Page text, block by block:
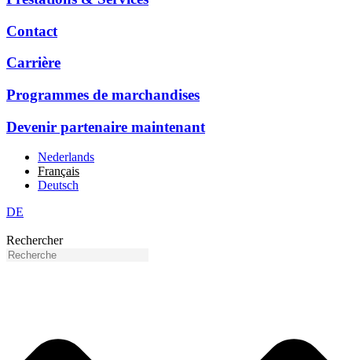
Contact
Carrière
Programmes de marchandises
Devenir partenaire maintenant
Nederlands
Français
Deutsch
DE
Rechercher